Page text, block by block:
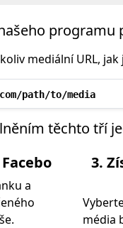
programu
mediální URL, jak
path/to/media
těchto tří
a
3.
média